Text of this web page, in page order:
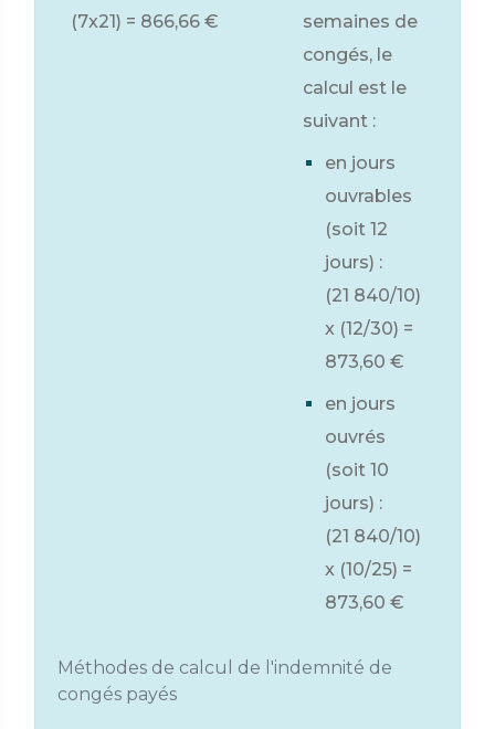
Méthodes de calcul de l'indemnité de
congés payés
(7x21) = 866,66 €
semaines de
congés, le
calcul est le
suivant :
en jours
ouvrables
(soit 12
jours) :
(21 840/10)
x (12/30) =
873,60 €
en jours
ouvrés
(soit 10
jours) :
(21 840/10)
x (10/25) =
873,60 €